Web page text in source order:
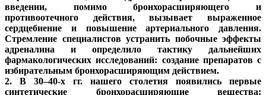
введении, помимо бронхорасширяющего и
противоотечного действия, вызывает выраженное
сердцебиение и повышение артериального давления.
Стремление специалистов устранить побочные эффекты
адреналина и определило тактику дальнейших
фармакологических исследований: создание препаратов с
избирательным бронхорасширяющим действием.
2. В 30–40-х гг. нашего столетия появились первые
синтетические бронхорасширяющие вещества: